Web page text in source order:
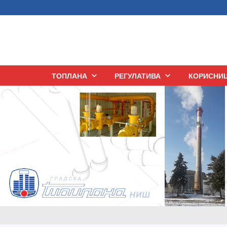
ТОПЛАНА keyboard_arrow_down РЕГУЛАТИВА keyboard_arrow_down